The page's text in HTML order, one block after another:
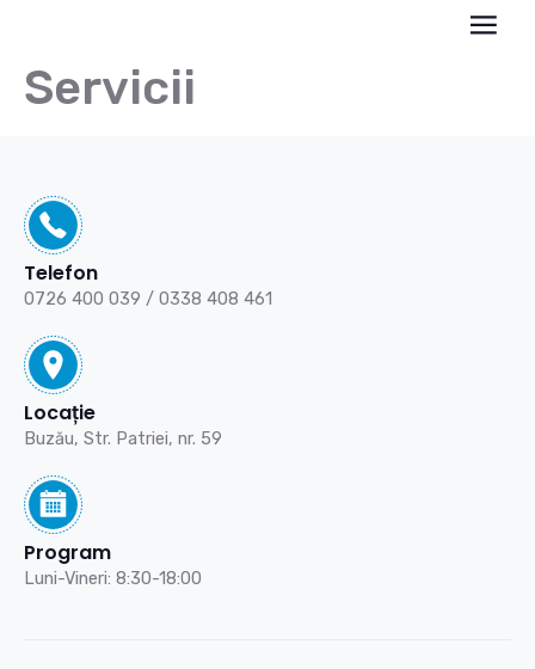
Servicii
Telefon
0726 400 039 / 0338 408 461
Locație
Buzău, Str. Patriei, nr. 59
Program
Luni-Vineri: 8:30-18:00